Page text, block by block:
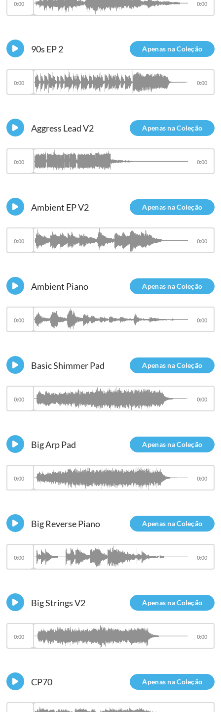
0:00 0:00
Apenas na Coleção
90s EP 2
0:00 0:00
Apenas na Coleção
Aggress Lead V2
0:00 0:00
Apenas na Coleção
Ambient EP V2
0:00 0:00
Apenas na Coleção
Ambient Piano
0:00 0:00
Apenas na Coleção
Basic Shimmer Pad
0:00 0:00
Apenas na Coleção
Big Arp Pad
0:00 0:00
Apenas na Coleção
Big Reverse Piano
0:00 0:00
Apenas na Coleção
Big Strings V2
0:00 0:00
Apenas na Coleção
CP70